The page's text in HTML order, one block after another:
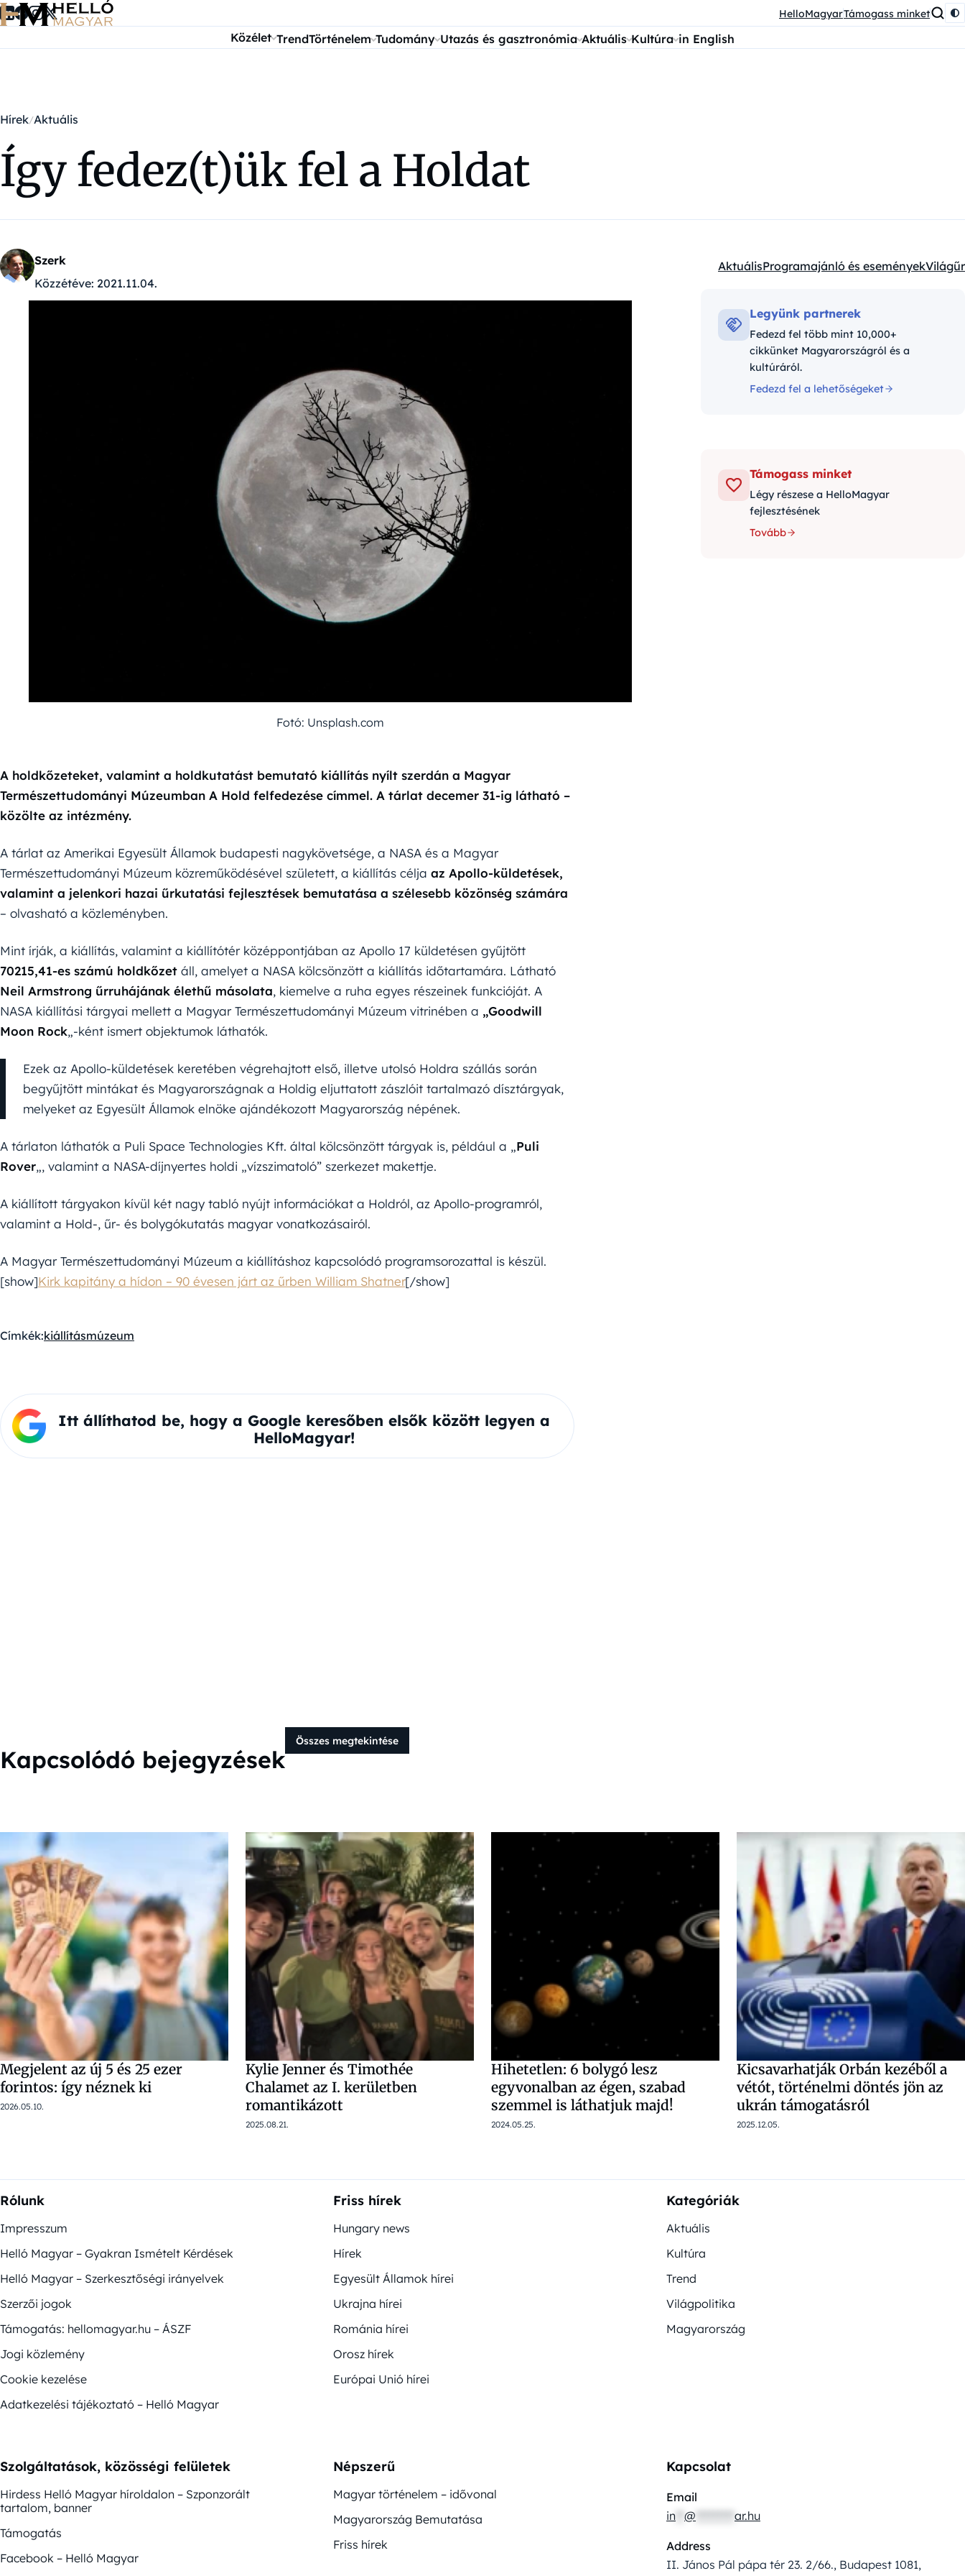
Ugrás a tartalomra HelloMagyarTámogass minket
Közélet TrendTörténelem Tudomány Utazás és gasztronómia Aktuális Kultúra in English
Hírek Aktuális
Így fedez(t)ük fel a Holdat
Szerk
Közzétéve: 2021.11.04.
Kategóriák:
AktuálisProgramajánló és eseményekVilágűr
Fotó: Unsplash.com
A holdkőzeteket, valamint a holdkutatást bemutató kiállítás nyílt szerdán a Magyar
Természettudományi Múzeumban A Hold felfedezése címmel. A tárlat decemer 31-ig látható –
közölte az intézmény.
A tárlat az Amerikai Egyesült Államok budapesti nagykövetsége, a NASA és a Magyar
Természettudományi Múzeum közreműködésével született, a kiállítás célja az Apollo-küldetések,
valamint a jelenkori hazai űrkutatási fejlesztések bemutatása a szélesebb közönség számára
– olvasható a közleményben.
Mint írják, a kiállítás, valamint a kiállítótér középpontjában az Apollo 17 küldetésen gyűjtött
70215,41-es számú holdkőzet áll, amelyet a NASA kölcsönzött a kiállítás időtartamára. Látható
Neil Armstrong űrruhájának élethű másolata, kiemelve a ruha egyes részeinek funkcióját. A
NASA kiállítási tárgyai mellett a Magyar Természettudományi Múzeum vitrinében a „Goodwill
Moon Rock„-ként ismert objektumok láthatók.
Ezek az Apollo-küldetések keretében végrehajtott első, illetve utolsó Holdra szállás során
begyűjtött mintákat és Magyarországnak a Holdig eljuttatott zászlóit tartalmazó dísztárgyak,
melyeket az Egyesült Államok elnöke ajándékozott Magyarország népének.
A tárlaton láthatók a Puli Space Technologies Kft. által kölcsönzött tárgyak is, például a „Puli
Rover„, valamint a NASA-díjnyertes holdi „vízszimatoló” szerkezet makettje.
A kiállított tárgyakon kívül két nagy tabló nyújt információkat a Holdról, az Apollo-programról,
valamint a Hold-, űr- és bolygókutatás magyar vonatkozásairól.
A Magyar Természettudományi Múzeum a kiállításhoz kapcsolódó programsorozattal is készül.
[show]Kirk kapitány a hídon – 90 évesen járt az űrben William Shatner[/show]
Címkék:kiállításmúzeum
Itt állíthatod be, hogy a Google keresőben elsők között legyen a
HelloMagyar!
Legyünk partnerek
Fedezd fel több mint 10,000+
cikkünket Magyarországról és a
kultúráról.
Fedezd fel a lehetőségeket
Támogass minket
Légy részese a HelloMagyar
fejlesztésének
Tovább
Kapcsolódó bejegyzések
Összes megtekintése
Megjelent az új 5 és 25 ezer
forintos: így néznek ki
2026.05.10.
Kylie Jenner és Timothée
Chalamet az I. kerületben
romantikázott
2025.08.21.
Hihetetlen: 6 bolygó lesz
egyvonalban az égen, szabad
szemmel is láthatjuk majd!
2024.05.25.
Kicsavarhatják Orbán kezéből a
vétót, történelmi döntés jön az
ukrán támogatásról
2025.12.05.
Rólunk
Impresszum
Helló Magyar – Gyakran Ismételt Kérdések
Helló Magyar – Szerkesztőségi irányelvek
Szerzői jogok
Támogatás: hellomagyar.hu – ÁSZF
Jogi közlemény
Cookie kezelése
Adatkezelési tájékoztató – Helló Magyar
Friss hírek
Hungary news
Hírek
Egyesült Államok hírei
Ukrajna hírei
Románia hírei
Orosz hírek
Európai Unió hírei
Kategóriák
Aktuális
Kultúra
Trend
Világpolitika
Magyarország
Szolgáltatások, közösségi felületek
Hirdess Helló Magyar híroldalon – Szponzorált
tartalom, banner
Támogatás
Facebook – Helló Magyar
Népszerű
Magyar történelem – idővonal
Magyarország Bemutatása
Friss hírek
Kapcsolat
Email
in @ ar.hu
Address
II. János Pál pápa tér 23. 2/66., Budapest 1081,